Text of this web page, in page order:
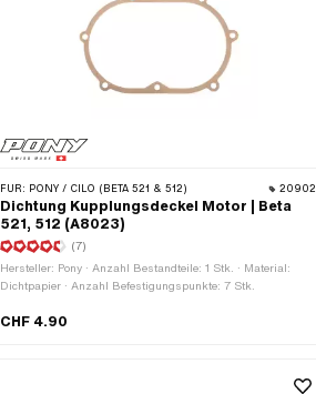
FÜR: PONY / CILO (BETA 521 & 512) 20902
Dichtung Kupplungsdeckel Motor | Beta
521, 512 (A8023)
(7)
Hersteller: Pony · Anzahl Bestandteile: 1 Stk. · Material:
Dichtpapier · Anzahl Befestigungspunkte: 7 Stk.
CHF 4.90